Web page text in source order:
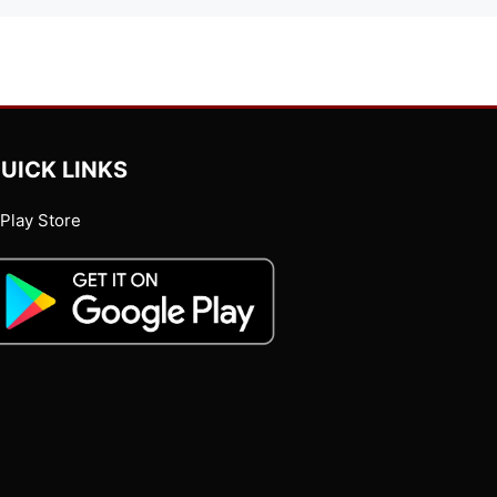
LINKS
Play Store